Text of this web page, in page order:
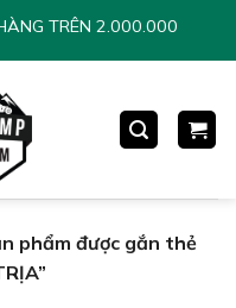
TRÊN 2.000.000
phẩm được gắn thẻ